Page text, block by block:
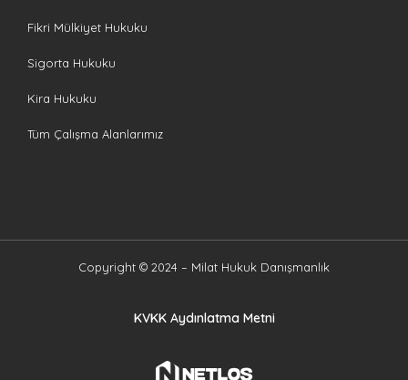
Fikri Mülkiyet Hukuku
Sigorta Hukuku
Kira Hukuku
Tüm Çalışma Alanlarımız
Copyright © 2024 – Milat Hukuk Danışmanlık
KVKK Aydınlatma Metni